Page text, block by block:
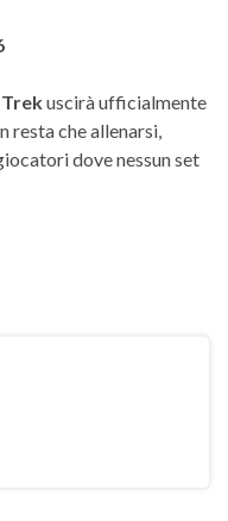
uscirà ufficialmente
resta che allenarsi,
dove nessun set